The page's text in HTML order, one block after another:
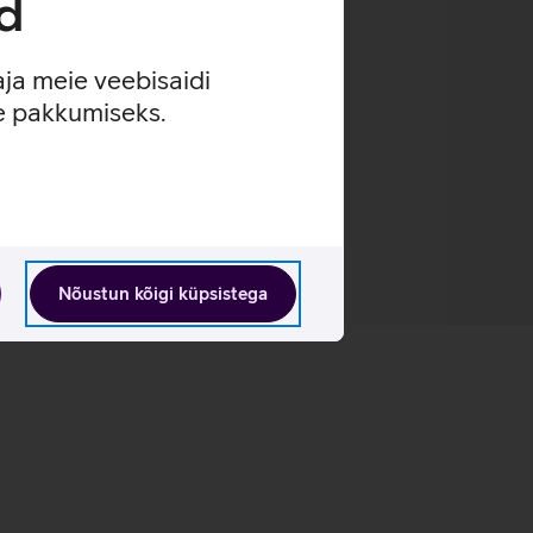
meie veebisaidi
pakkumiseks.
Nõustun kõigi küpsistega
pika mängusessiooni jooksul.